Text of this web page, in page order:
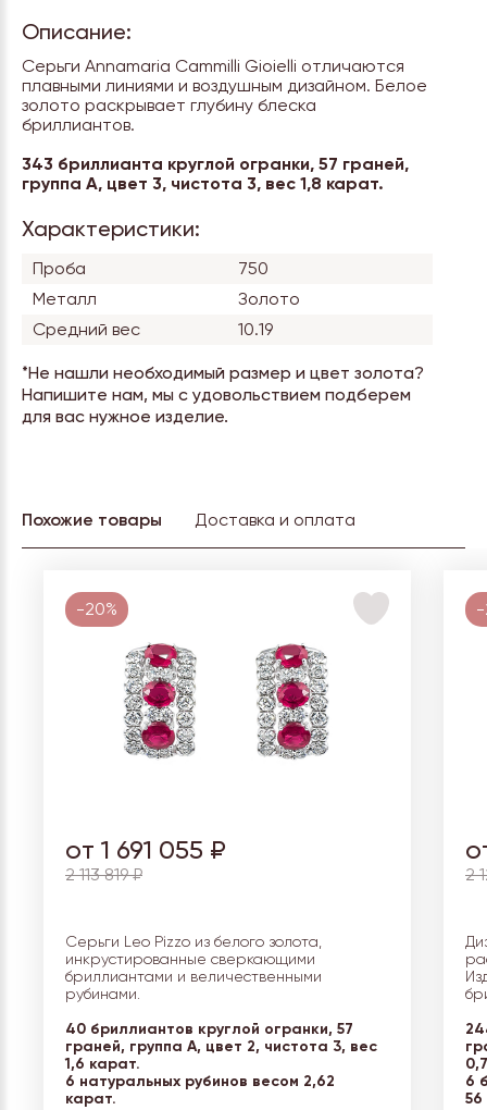
Описание:
Серьги Annamaria Cammilli Gioielli отличаются
плавными линиями и воздушным дизайном. Белое
золото раскрывает глубину блеска
бриллиантов.
343 бриллианта круглой огранки, 57 граней,
группа А, цвет 3, чистота 3, вес 1,8 карат.
Характеристики:
Проба
750
Металл
Золото
Средний вес
10.19
*Не нашли необходимый размер и цвет золота?
Напишите нам, мы с удовольствием подберем
для вас нужное изделие.
Похожие товары Доставка и оплата
-20%
от 1 691 055 ₽
2 113 819 ₽
Серьги Leo Pizzo из белого золота,
инкрустированные сверкающими
бриллиантами и величественными
рубинами.
40 бриллиантов круглой огранки, 57
граней, группа А, цвет 2, чистота 3, вес
1,6 карат.
6 натуральных рубинов весом 2,62
карат.
-
2
6
56